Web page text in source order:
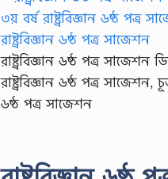
রাষ্ট্রবিজ্ঞান ৬ষ্ঠ পত্র সাজেশন
রাষ্ট্রবিজ্ঞান ৬ষ্ঠ পত্র সাজেশন,
৬ষ্ঠ পত্র সাজেশন